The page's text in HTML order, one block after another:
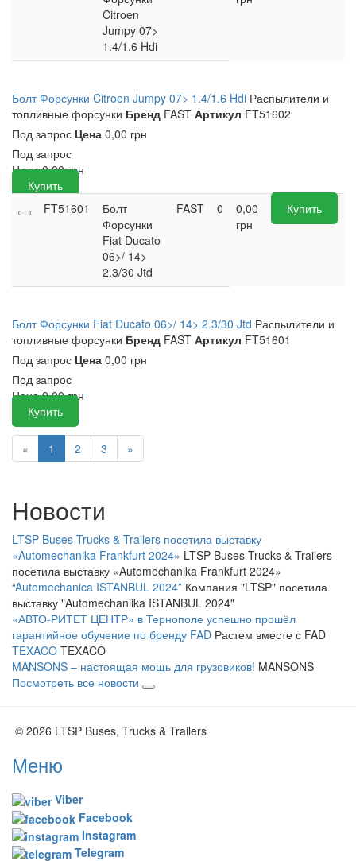
Citroen
Jumpy 07>
1.4/1.6 Hdi
Болт Форсунки Citroen Jumpy 07> 1.4/1.6 Hdi Распылители и
топливные форсунки Бренд FAST Артикул FT51602
Под запрос Цена 0,00 грн
Под запрос
Цена 0,00грн
Купить
FT51601
Болт
Форсунки
Fiat Ducato
06>/ 14>
2.3/30 Jtd
FAST 0
0,00
грн
Купить
Болт Форсунки Fiat Ducato 06>/ 14> 2.3/30 Jtd Распылители и
топливные форсунки Бренд FAST Артикул FT51601
Под запрос Цена 0,00 грн
Под запрос
Цена 0,00грн
Купить
« 1 2 3 »
Новости
LTSP Buses Trucks & Trailers посетила выставку
«Automechanika Frankfurt 2024» LTSP Buses Trucks & Trailers
посетила выставку «Automechanika Frankfurt 2024»
“Automechanica ISTANBUL 2024” Компания "LTSP" посетила
выставку "Automechaniika ISTANBUL 2024"
«АВТО-РИТЕТ ЦЕНТР» в Тернополе успешно прошёл
гарантийное обучение по бренду FAD Растем вместе с FAD
TEXACO TEXACO
MANSONS – настоящая мощь для грузовиков! MANSONS
Посмотреть все новости
© 2026 LTSP Buses, Trucks & Trailers
Меню
Viber
Facebook
Instagram
Telegram